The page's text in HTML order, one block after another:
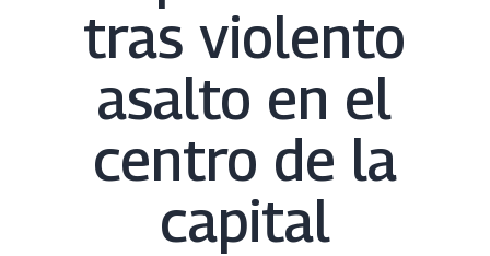
tras violento
asalto en el
centro de la
capital